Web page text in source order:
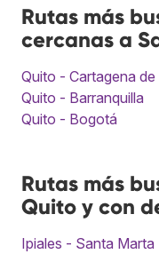
Rutas más
cercanas a
Quito - Cartagena de
Quito - Barranquilla
Quito - Bogotá
Rutas más
Quito y con
Ipiales - Santa Marta